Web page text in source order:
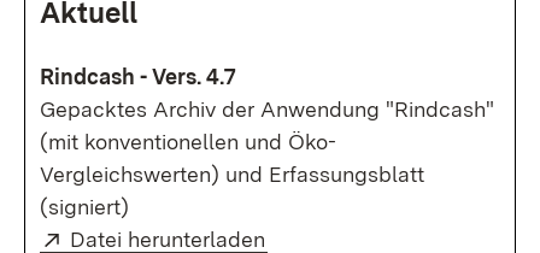
Aktuell
Rindcash - Vers. 4.7
Gepacktes Archiv der Anwendung "Rindcash"
(mit konventionellen und Öko-
Vergleichswerten) und Erfassungsblatt
(signiert)
Extern:
Datei herunterladen